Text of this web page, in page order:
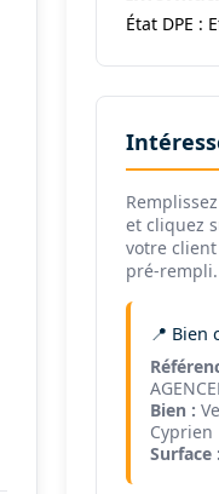
État DPE :
et cliquez
votre
pré-rempli.
📍 Bien
Bien :
Cyprien
Surface :